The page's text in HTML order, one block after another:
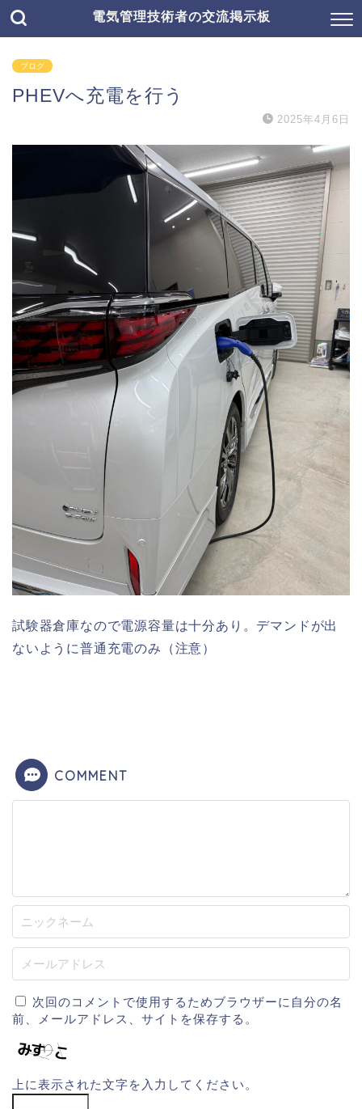
電気管理技術者の交流掲示板
ブログ
PHEVへ充電を行う
2025年4月6日
試験器倉庫なので電源容量は十分あり。デマンドが出
ないように普通充電のみ（注意）
COMMENT
次回のコメントで使用するためブラウザーに自分の名
前、メールアドレス、サイトを保存する。
上に表示された文字を入力してください。